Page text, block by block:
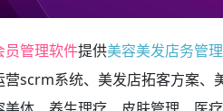
员管理软件提供美容美发店务管
scrm系统、美发店拓客方案